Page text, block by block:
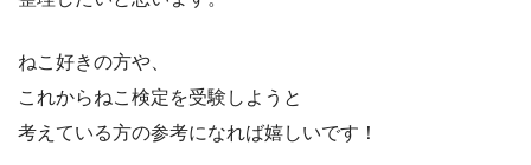
ねこ好きの方や、
これからねこ検定を受験しようと
考えている方の参考になれば嬉しいです！